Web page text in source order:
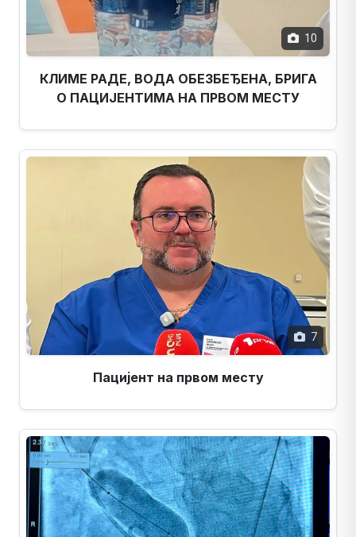
10
КЛИМЕ РАДЕ, ВОДА ОБЕЗБЕЂЕНА, БРИГА
О ПАЦИЈЕНТИМА НА ПРВОМ МЕСТУ
7
Пацијент на првом месту